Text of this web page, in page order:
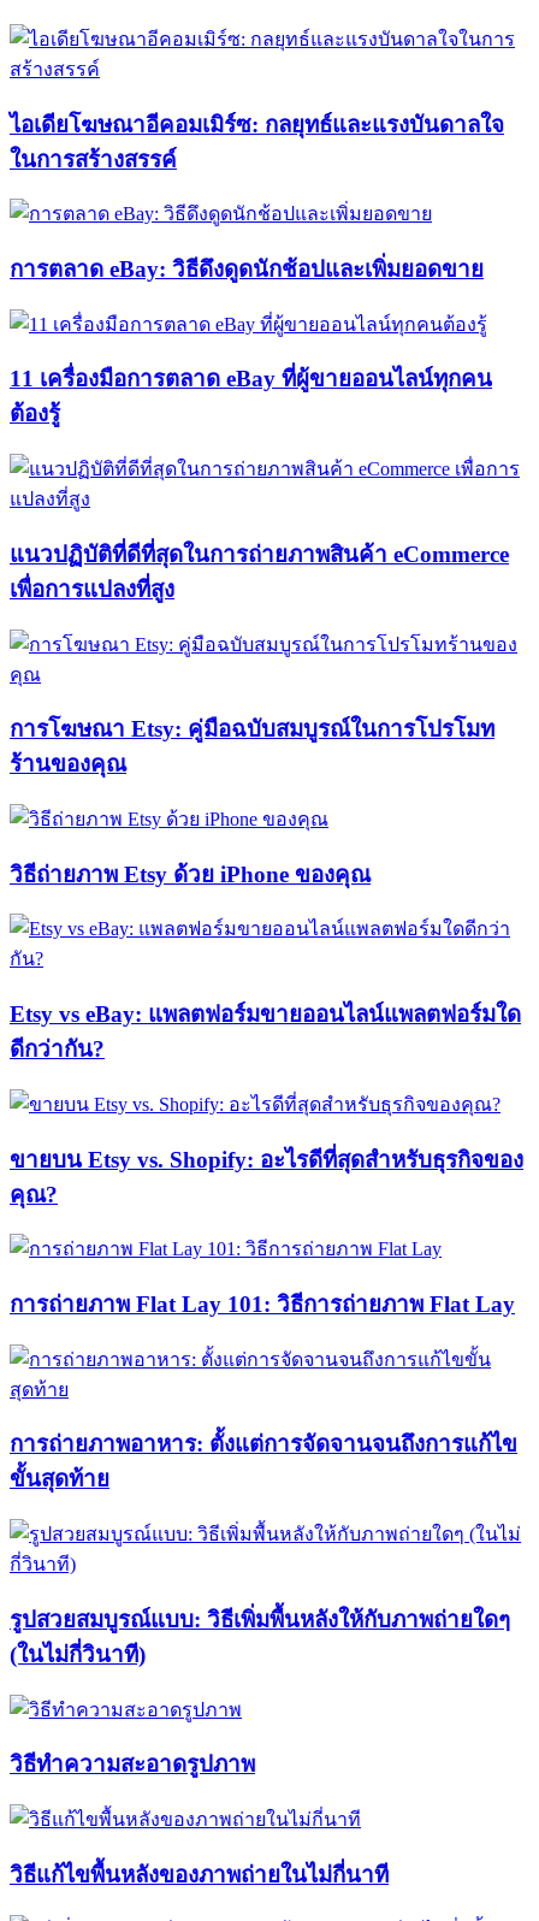
ไอเดียโฆษณาอีคอมเมิร์ซ: กลยุทธ์และแรงบันดาลใจ
ในการสร้างสรรค์
การตลาด eBay: วิธีดึงดูดนักช้อปและเพิ่มยอดขาย
11 เครื่องมือการตลาด eBay ที่ผู้ขายออนไลน์ทุกคน
ต้องรู้
แนวปฏิบัติที่ดีที่สุดในการถ่ายภาพสินค้า eCommerce
เพื่อการแปลงที่สูง
การโฆษณา Etsy: คู่มือฉบับสมบูรณ์ในการโปรโมท
ร้านของคุณ
วิธีถ่ายภาพ Etsy ด้วย iPhone ของคุณ
Etsy vs eBay: แพลตฟอร์มขายออนไลน์แพลตฟอร์มใด
ดีกว่ากัน?
ขายบน Etsy vs. Shopify: อะไรดีที่สุดสำหรับธุรกิจของ
คุณ?
การถ่ายภาพ Flat Lay 101: วิธีการถ่ายภาพ Flat Lay
การถ่ายภาพอาหาร: ตั้งแต่การจัดจานจนถึงการแก้ไข
ขั้นสุดท้าย
รูปสวยสมบูรณ์แบบ: วิธีเพิ่มพื้นหลังให้กับภาพถ่ายใดๆ
(ในไม่กี่วินาที)
วิธีทำความสะอาดรูปภาพ
วิธีแก้ไขพื้นหลังของภาพถ่ายในไม่กี่นาที